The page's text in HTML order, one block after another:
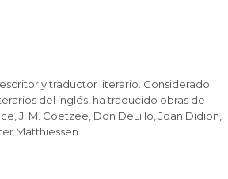
y traductor literario. Considerado
del inglés, ha traducido obras de
J. M. Coetzee, Don DeLillo, Joan Didion,
Matthiessen…